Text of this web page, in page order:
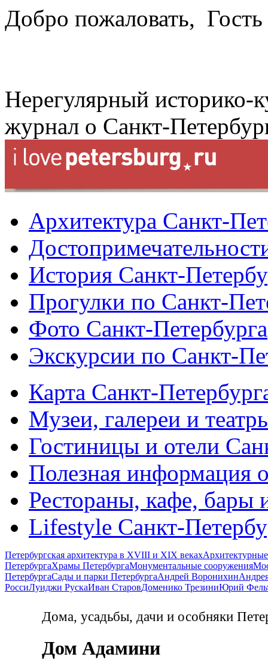
Добро пожаловать, Гость
Нерегулярный историко-
журнал о Санкт-
Архитектура Санкт-
История Санкт-
Прогулки по Санкт-
Фото Санкт-Петербурга
Экскурсии по Санкт-
Карта Санкт-
Музеи, галереи и
Гостиницы и отели
Полезная информация
Рестораны, кафе, бары
Lifestyle Санкт-
Петербургская архитектура в XVIII и XIX веках
ПетербургаХрамы ПетербургаМонументальные сооружения
ПетербургаСады и парки ПетербургаАндрей Воронихин
РоссиЛуиджи РускаИван СтаровДоменико ТрезиниЮрий
Дома, усадьбы, дачи и особняки
Дом Адамини